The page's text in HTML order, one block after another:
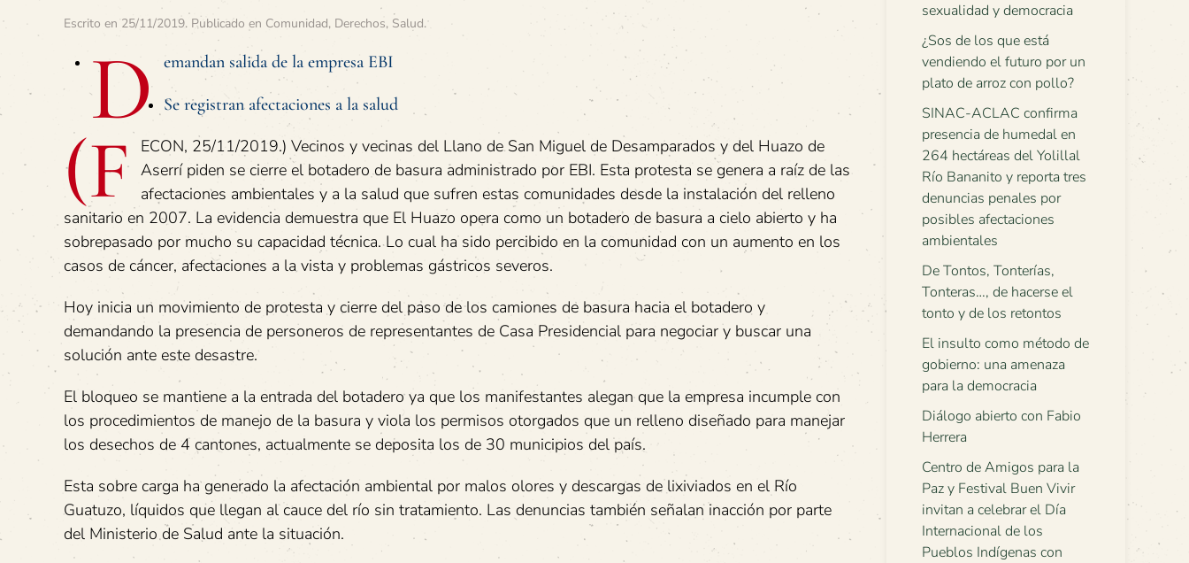
Escrito en 25/11/2019. Publicado en Comunidad, Derechos, Salud.
D emandan salida de la empresa EBI
Se registran afectaciones a la salud
(F ECON, 25/11/2019.) Vecinos y vecinas del Llano de San Miguel de Desamparados y del Huazo de
Aserrí piden se cierre el botadero de basura administrado por EBI. Esta protesta se genera a raíz de las
afectaciones ambientales y a la salud que sufren estas comunidades desde la instalación del relleno
sanitario en 2007. La evidencia demuestra que El Huazo opera como un botadero de basura a cielo abierto y ha
sobrepasado por mucho su capacidad técnica. Lo cual ha sido percibido en la comunidad con un aumento en los
casos de cáncer, afectaciones a la vista y problemas gástricos severos.
Hoy inicia un movimiento de protesta y cierre del paso de los camiones de basura hacia el botadero y
demandando la presencia de personeros de representantes de Casa Presidencial para negociar y buscar una
solución ante este desastre.
El bloqueo se mantiene a la entrada del botadero ya que los manifestantes alegan que la empresa incumple con
los procedimientos de manejo de la basura y viola los permisos otorgados que un relleno diseñado para manejar
los desechos de 4 cantones, actualmente se deposita los de 30 municipios del país.
Esta sobre carga ha generado la afectación ambiental por malos olores y descargas de lixiviados en el Río
Guatuzo, líquidos que llegan al cauce del río sin tratamiento. Las denuncias también señalan inacción por parte
del Ministerio de Salud ante la situación.
sexualidad y democracia
¿Sos de los que está
vendiendo el futuro por un
plato de arroz con pollo?
SINAC-ACLAC confirma
presencia de humedal en
264 hectáreas del Yolillal
Río Bananito y reporta tres
denuncias penales por
posibles afectaciones
ambientales
De Tontos, Tonterías,
Tonteras…, de hacerse el
tonto y de los retontos
El insulto como método de
gobierno: una amenaza
para la democracia
Diálogo abierto con Fabio
Herrera
Centro de Amigos para la
Paz y Festival Buen Vivir
invitan a celebrar el Día
Internacional de los
Pueblos Indígenas con